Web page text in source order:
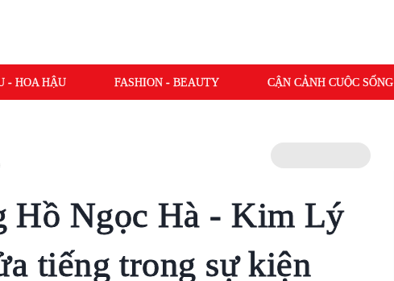
- HOA HẬU FASHION - BEAUTY CẬN CẢNH CUỘC SỐNG
Hồ Ngọc Hà - Kim Lý
tiếng trong sự kiện